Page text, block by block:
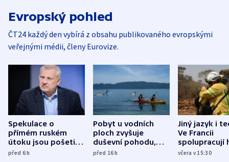
Evropský pohled
ČT24 každý den vybírá z obsahu publikovaného evropskými
veřejnými médii, členy Eurovize.
Spekulace o
přímém ruském
útoku jsou pošetilé,
míní estonský
před 6h
Pobyt u vodních
ploch zvyšuje
duševní pohodu,
ukázala
před 16h
Jiný jazyk i
Ve Francii
spolupracují
různých zemí
včera v 15:30